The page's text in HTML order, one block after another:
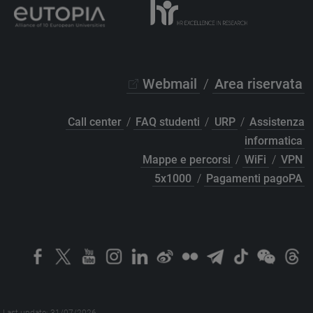
Webmail / Area riservata
Call center / FAQ studenti / URP / Assistenza
informatica
Mappe e percorsi / WiFi / VPN
5x1000 / Pagamenti pagoPA